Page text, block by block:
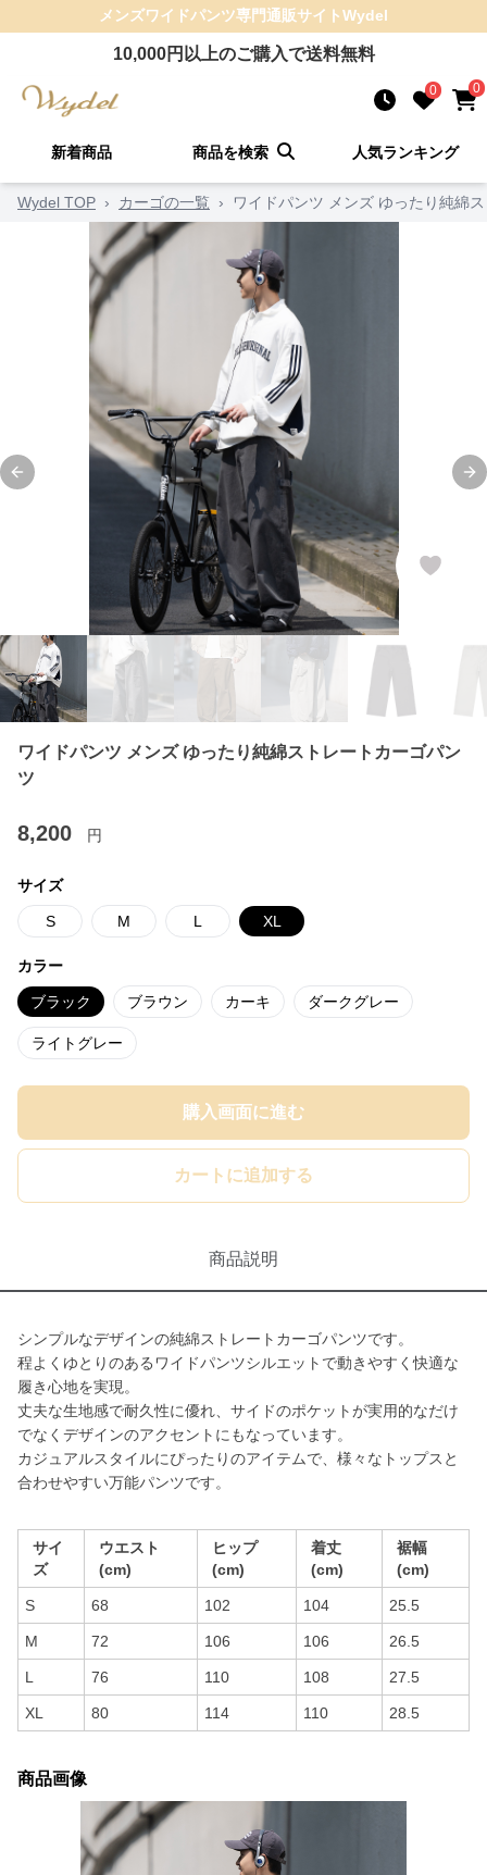
メンズワイドパンツ専門通販サイトWydel
10,000円以上のご購入で送料無料
0 0
新着商品 商品を検索 人気ランキング
Wydel TOP › カーゴの一覧 › ワイドパンツ メンズ ゆったり純綿
Previous slide
ワイドパンツ メンズ ゆったり純綿ストレートカーゴパン
ツ
8,200 円
サイズ
S M L XL
カラー
ブラック ブラウン カーキ ダークグレー
ライトグレー
購入画面に進む
カートに追加する
商品説明
シンプルなデザインの純綿ストレートカーゴパンツです。
程よくゆとりのあるワイドパンツシルエットで動きやすく快適な
履き心地を実現。
丈夫な生地感で耐久性に優れ、サイドのポケットが実用的なだけ
でなくデザインのアクセントにもなっています。
カジュアルスタイルにぴったりのアイテムで、様々なトップスと
合わせやすい万能パンツです。
サイ
ズ
ウエスト
(cm)
ヒップ
(cm)
着丈
(cm)
裾幅
(cm)
S 68 102 104 25.5
M 72 106 106 26.5
L 76 110 108 27.5
XL 80 114 110 28.5
商品画像